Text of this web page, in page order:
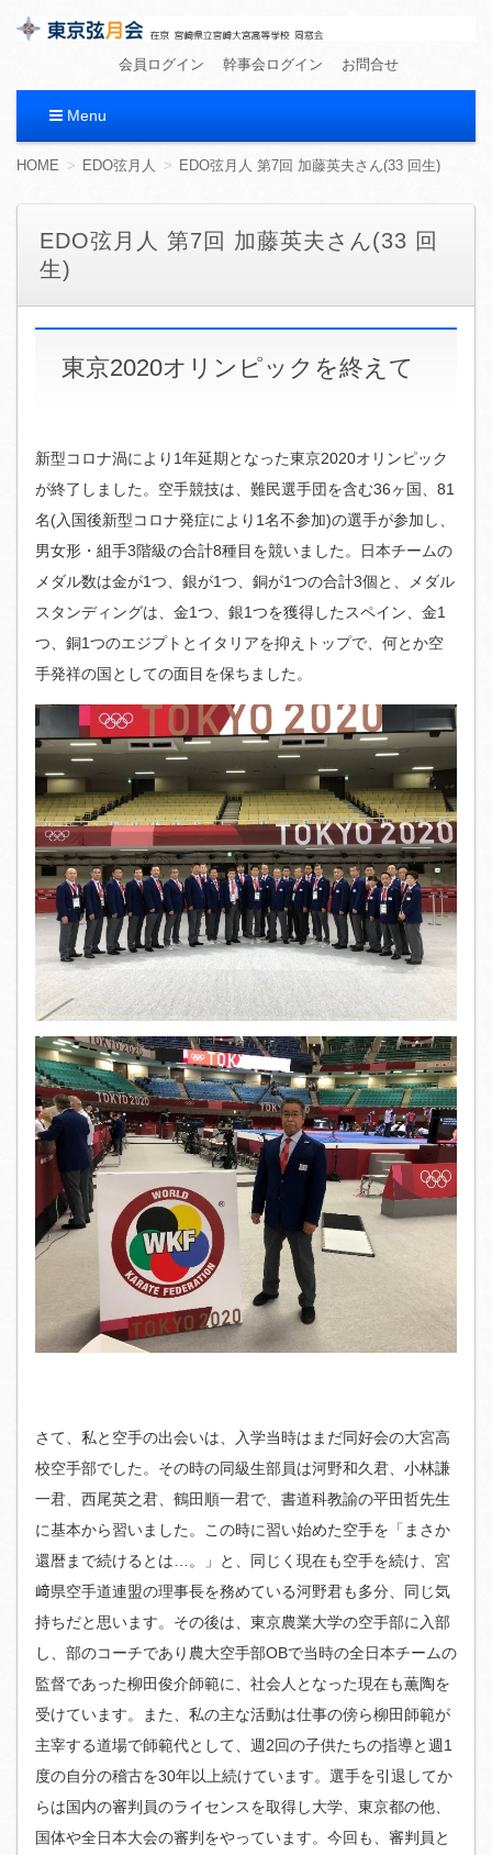
東京弦月会
在京 宮崎県立宮崎大宮高等学校 同窓会
会員ログイン 幹事会ログイン お問合せ
Menu
コ
ツ
へ
動
HOME EDO弦月人 EDO弦月人 第7回 加藤英夫さん(33 回生)
EDO弦月人 第7回 加藤英夫さん(33 回
生)
東京2020オリンピックを終えて
新型コロナ渦により1年延期となった東京2020オリンピック
が終了しました。空手競技は、難民選手団を含む36ヶ国、81
名(入国後新型コロナ発症により1名不参加)の選手が参加し、
男女形・組手3階級の合計8種目を競いました。日本チームの
メダル数は金が1つ、銀が1つ、銅が1つの合計3個と、メダル
スタンディングは、金1つ、銀1つを獲得したスペイン、金1
つ、銅1つのエジプトとイタリアを抑えトップで、何とか空
手発祥の国としての面目を保ちました。
さて、私と空手の出会いは、入学当時はまだ同好会の大宮高
校空手部でした。その時の同級生部員は河野和久君、小林謙
一君、西尾英之君、鶴田順一君で、書道科教諭の平田哲先生
に基本から習いました。この時に習い始めた空手を「まさか
還暦まで続けるとは…。」と、同じく現在も空手を続け、宮
﨑県空手道連盟の理事長を務めている河野君も多分、同じ気
持ちだと思います。その後は、東京農業大学の空手部に入部
し、部のコーチであり農大空手部OBで当時の全日本チームの
監督であった柳田俊介師範に、社会人となった現在も薫陶を
受けています。また、私の主な活動は仕事の傍ら柳田師範が
主宰する道場で師範代として、週2回の子供たちの指導と週1
度の自分の稽古を30年以上続けています。選手を引退してか
らは国内の審判員のライセンスを取得し大学、東京都の他、
国体や全日本大会の審判をやっています。今回も、審判員と